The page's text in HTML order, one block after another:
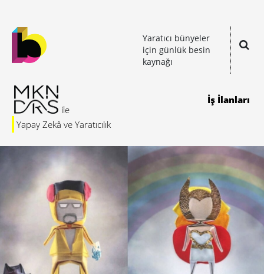
Yaratıcı bünyeler
için günlük besin
kaynağı
Yapay Zekâ ve Yaratıcılık
İş İlanları